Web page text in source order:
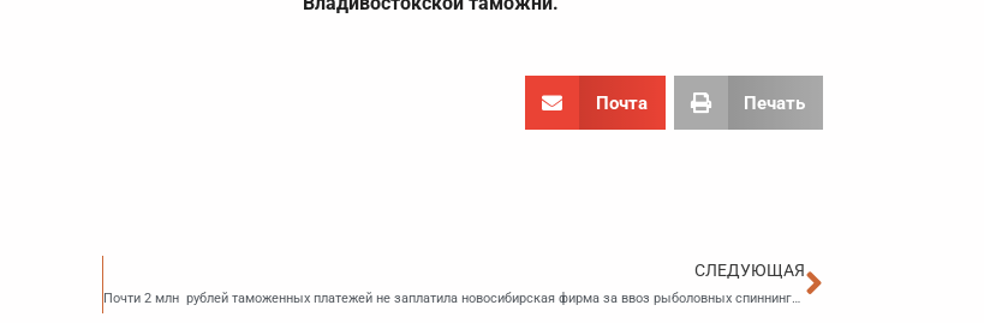
Почта Печать
СЛЕДУЮЩАЯ
Почти 2 млн рублей таможенных платежей не заплатила новосибирская фирма за ввоз рыболовных спиннингов